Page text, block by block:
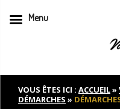
to
contentVOUS ÊTES ICI : ACCUEIL»
DÉMARCHES »
Menu